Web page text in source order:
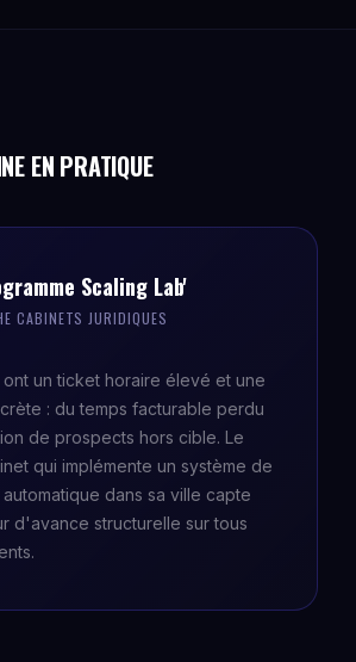
EN PRATIQUE
Scaling Lab'
CABINETS JURIDIQUES
ont un ticket horaire élevé et une
: du temps facturable perdu
de prospects hors cible. Le
qui implémente un système de
dans sa ville capte
d'avance structurelle sur tous